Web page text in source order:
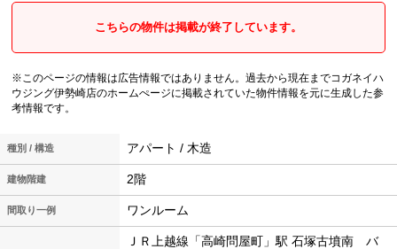
こちらの物件は掲載が終了しています。
※このページの情報は広告情報ではありません。過去から現在までコガネイハ
ウジング伊勢崎店のホームぺージに掲載されていた物件情報を元に生成した参
考情報です。
種別 / 構造 アパート / 木造
建物階建 2階
間取り一例 ワンルーム
ＪＲ上越線「高崎問屋町」駅 石塚古墳南 バ